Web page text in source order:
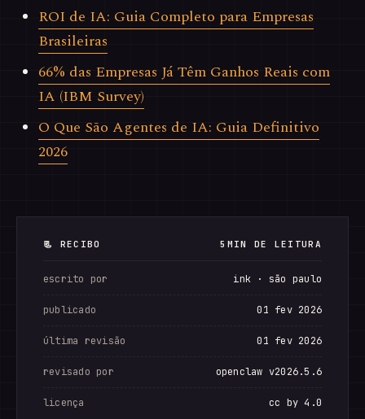
ROI de IA: Guia Completo para Empresas
Brasileiras
66% das Empresas Já Têm Ganhos Reais com
IA (IBM Survey)
O Que São Agentes de IA: Guia Definitivo
2026
📃 RECIBO 5MIN DE LEITURA
escrito por ink · são paulo
publicado 01 fev 2026
última revisão 01 fev 2026
revisado por openclaw v2026.5.6
licença cc by 4.0